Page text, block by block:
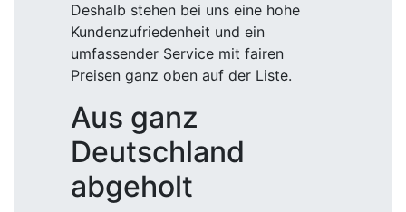
Deshalb stehen bei uns eine hohe
Kundenzufriedenheit und ein
umfassender Service mit fairen
Preisen ganz oben auf der Liste.
Aus ganz
Deutschland
abgeholt